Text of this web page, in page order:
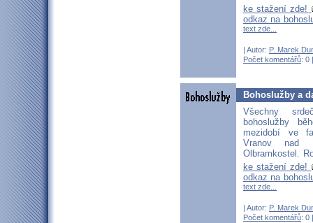
ke stažení zde!
odkaz na
text zde...
| Autor: P. Marek
Počet komentářů: 0
Bohoslužby a
Všechny
bohoslužby
mezidobí ve
Vranov nad
Olbramkostel.
ke stažení zde!
odkaz na
text zde...
| Autor: P. Marek
Počet komentářů: 0